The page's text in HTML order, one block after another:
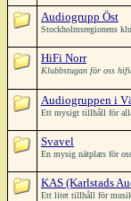
Audiogrupp Öst
Stockholmsregionens
HiFi Norr
Klubbstugan för oss
Audiogruppen i
Ett mysigt tillhåll för
Svavel
En mysig nätplats för
KAS (Karlstads
Ett litet tillhåll för musik